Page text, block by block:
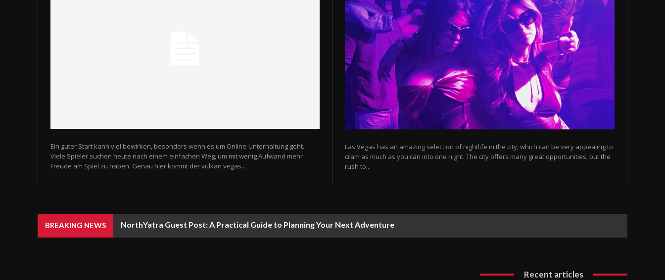
Ein guter Start kann viel bewirken, besonders wenn es um Online-Unterhaltung geht.
Viele Spieler suchen heute nach einem einfachen Weg, um mit wenig Aufwand mehr
Freude am Spiel zu haben. Genau hier kommt der vulkan vegas...
Las Vegas has an amazing selection of nightlife in the city, which can be very appealing to
cram as much as you can into one night. The city offers many great opportunities, but the
rush to...
BREAKING NEWS NorthYatra Guest Post: A Practical Guide to Planning Your Next Adventure
Recent articles